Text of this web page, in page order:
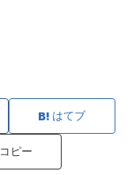
はてブ
コピー